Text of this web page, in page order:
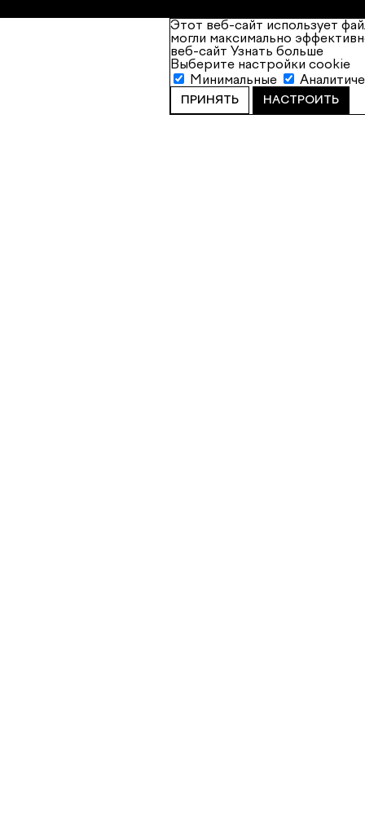
Этот веб-сайт использует
могли максимально
веб-сайт Узнать больше
Выберите настройки cookie
Минимальные
ПРИНЯТЬ НАСТРОИТЬ